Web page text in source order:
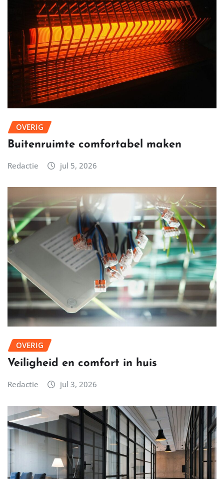
OVERIG
Buitenruimte comfortabel maken
Redactie jul 5, 2026
OVERIG
Veiligheid en comfort in huis
Redactie jul 3, 2026